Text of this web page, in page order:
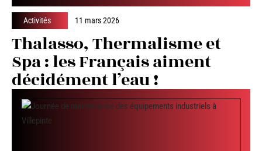
Activités 11 mars 2026
Thalasso, Thermalisme et
Spa : les Français aiment
décidément l’eau !